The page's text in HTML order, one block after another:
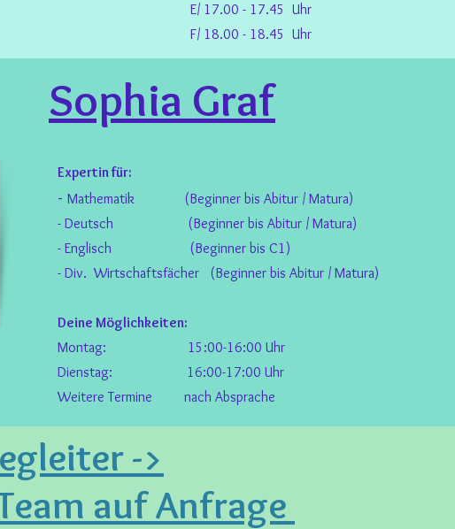
E/ 17.00 - 17.45 Uhr
F/ 18.00 - 18.45 Uhr
Sophia Graf
Expertin für:
- Mathematik (Beginner bis Abitur / Matura)
- Deutsch
(Beginner bis Abitur / Matura)
- Englisch (Beginner bis C1)
- Div. Wirtschaftsfächer (Beginner bis Abitur / Matura)
Deine Möglichkeiten:
Montag: 15:00-16:00 Uhr
Dienstag: 16:00-17:00 Uhr
Weitere Termine nach Absprache
->
auf Anfrage